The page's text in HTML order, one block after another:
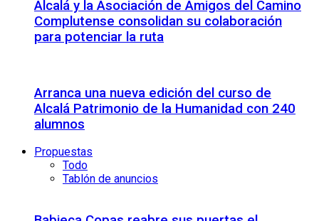
Alcalá y la Asociación de Amigos del Camino
Complutense consolidan su colaboración
para potenciar la ruta
Arranca una nueva edición del curso de
Alcalá Patrimonio de la Humanidad con 240
alumnos
Propuestas
Todo
Tablón de anuncios